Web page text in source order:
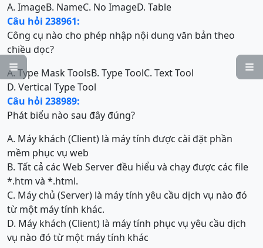


A. ImageB. NameC. No ImageD. Table
Câu hỏi 238961:
Công cụ nào cho phép nhập nội dung văn bản theo
chiều dọc?
A. Type Mask ToolsB. Type ToolC. Text Tool
D. Vertical Type Tool
Câu hỏi 238989:
Phát biểu nào sau đây đúng?
A. Máy khách (Client) là máy tính được cài đặt phần
mềm phục vụ web
B. Tất cả các Web Server đều hiểu và chạy được các file
*.htm và *.html.
C. Máy chủ (Server) là máy tính yêu cầu dịch vụ nào đó
từ một máy tính khác.
D. Máy khách (Client) là máy tính phục vụ yêu cầu dịch
vụ nào đó từ một máy tính khác